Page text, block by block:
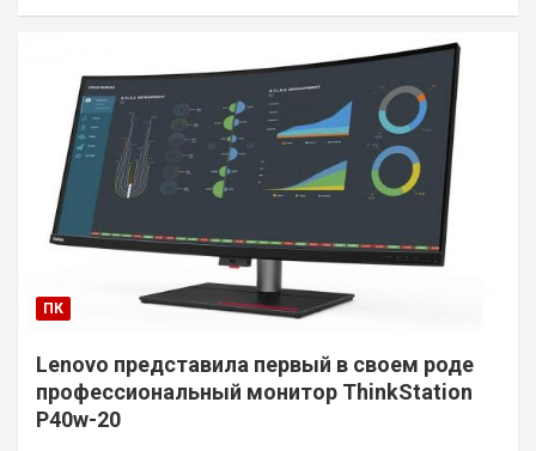
ПК
Lenovo представила первый в своем роде
профессиональный монитор ThinkStation
P40w-20